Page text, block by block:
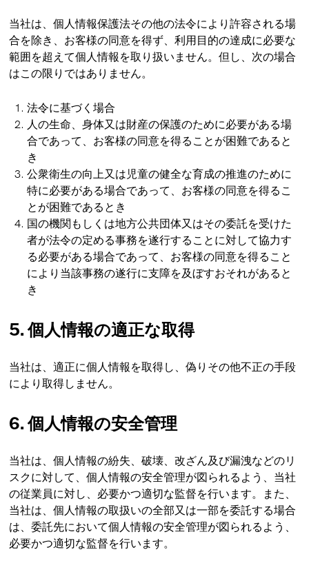
当社は、個人情報保護法その他の法令により許容される場
合を除き、お客様の同意を得ず、利用目的の達成に必要な
範囲を超えて個人情報を取り扱いません。但し、次の場合
はこの限りではありません。
法令に基づく場合
人の生命、身体又は財産の保護のために必要がある場
合であって、お客様の同意を得ることが困難であると
き
公衆衛生の向上又は児童の健全な育成の推進のために
特に必要がある場合であって、お客様の同意を得るこ
とが困難であるとき
国の機関もしくは地方公共団体又はその委託を受けた
者が法令の定める事務を遂行することに対して協力す
る必要がある場合であって、お客様の同意を得ること
により当該事務の遂行に支障を及ぼすおそれがあると
き
5. 個人情報の適正な取得
当社は、適正に個人情報を取得し、偽りその他不正の手段
により取得しません。
6. 個人情報の安全管理
当社は、個人情報の紛失、破壊、改ざん及び漏洩などのリ
スクに対して、個人情報の安全管理が図られるよう、当社
の従業員に対し、必要かつ適切な監督を行います。また、
当社は、個人情報の取扱いの全部又は一部を委託する場合
は、委託先において個人情報の安全管理が図られるよう、
必要かつ適切な監督を行います。